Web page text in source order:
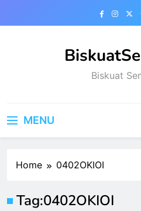
Biskuat
MENU
Home 0402OKIOI
Tag:0402OKIOI